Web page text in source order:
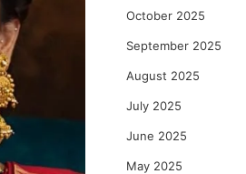
October 2025
September 2025
August 2025
July 2025
June 2025
May 2025